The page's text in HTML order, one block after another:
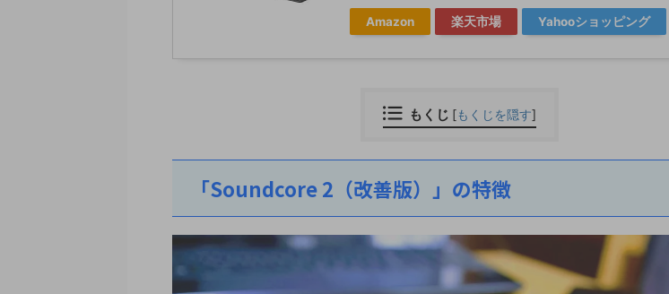
Amazon 楽天市場 Yahooショッピング
もくじ [もくじを隠す]
「Soundcore 2（改善版）」の特徴